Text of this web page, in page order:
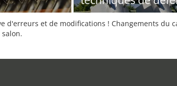
d'erreurs et de modifications ! Changements